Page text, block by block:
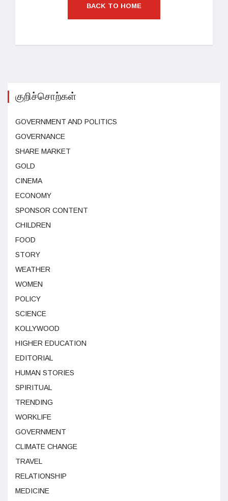
BACK TO HOME
குறிச்சொற்கள்
GOVERNMENT AND POLITICS
GOVERNANCE
SHARE MARKET
GOLD
CINEMA
ECONOMY
SPONSOR CONTENT
CHILDREN
FOOD
STORY
WEATHER
WOMEN
POLICY
SCIENCE
KOLLYWOOD
HIGHER EDUCATION
EDITORIAL
HUMAN STORIES
SPIRITUAL
TRENDING
WORKLIFE
GOVERNMENT
CLIMATE CHANGE
TRAVEL
RELATIONSHIP
MEDICINE